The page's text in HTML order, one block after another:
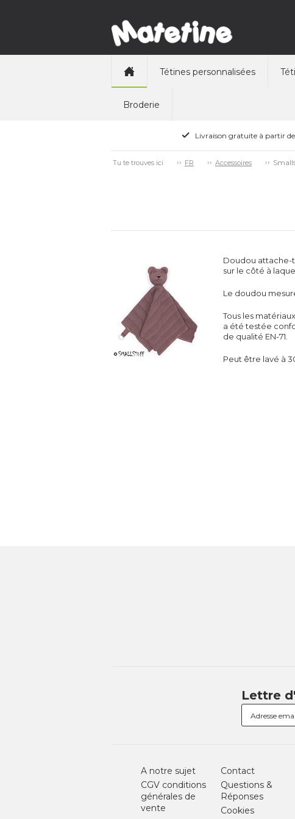
Tétines personnalisées
Broderie
Livraison gratuite à partir
Tu te trouves ici FR Accessoires
Doudou attache-
sur le côté à
Le doudou
Tous les
a été testée
de qualité EN-71.
Peut être lavé à
Lettre
A notre sujet
CGV conditions
générales de
vente
Contact
Questions &
Réponses
Cookies